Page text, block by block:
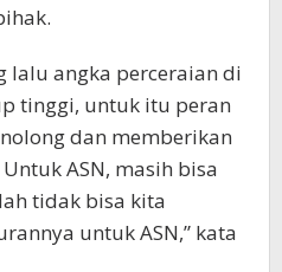
lalu angka perceraian di
tinggi, untuk itu peran
dan memberikan
ASN, masih bisa
tidak bisa kita
untuk ASN,” kata